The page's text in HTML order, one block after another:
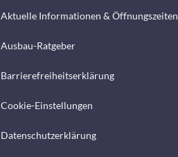
Aktuelle Informationen & Öffnungszeiten
Ausbau-Ratgeber
Barrierefreiheitserklärung
Cookie-Einstellungen
Datenschutzerklärung